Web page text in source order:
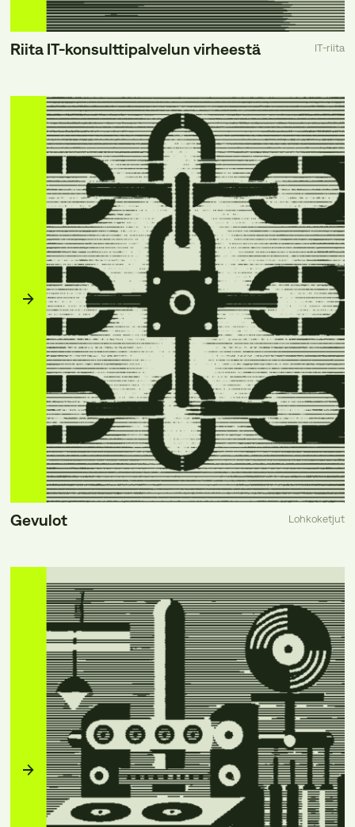
Riita IT-konsulttipalvelun virheestä IT-riita
Gevulot Lohkoketjut